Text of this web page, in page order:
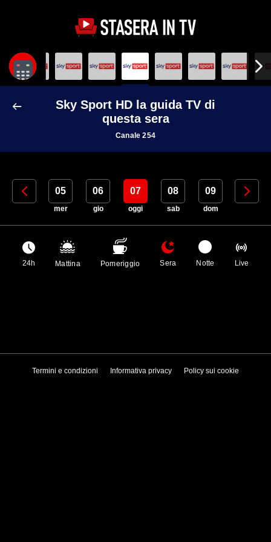
Sky Sport HD la guida TV di
questa sera
Canale 254
04 05
mer
06
gio
07
oggi
08
sab
09
dom
10
24h Mattina Pomeriggio Sera Notte Live
Termini e condizioni Informativa privacy Policy sui cookie